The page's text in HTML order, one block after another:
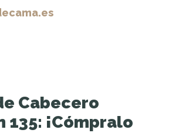
Cabecero
135: ¡Cómpralo